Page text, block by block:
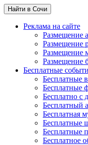
Найти в Сочи
Реклама на сайте
Размещение
Размещение
Размещение
Размещение
Бесплатные
Бесплатные
Бесплатные
Бесплатно с
Бесплатный
Бесплатная
Бесплатные
Бесплатные
Бесплатное